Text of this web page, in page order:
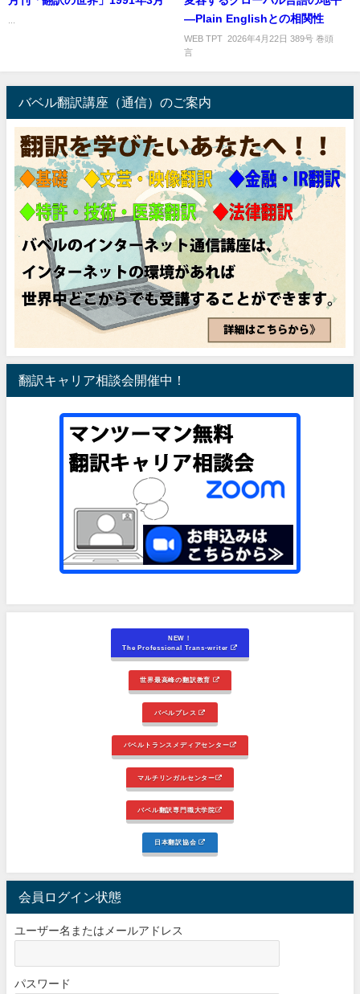
―Plain Englishとの相関性
WEB TPT 2026年4月22日 389号 巻頭
バベル翻訳講座（通信）のご案内
翻訳キャリア相談会開催中！
NEW！
The Professional Trans-writer
世界最高峰の翻訳教育
バベルプレス
バベルトランスメディアセンター
マルチリンガルセンター
バベル翻訳専門職大学院
日本翻訳協会
会員ログイン状態
ユーザー名またはメールアドレス
パスワード